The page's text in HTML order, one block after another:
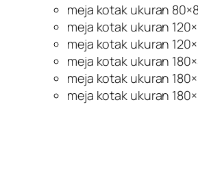
meja kotak ukuran
meja kotak ukuran
meja kotak ukuran
meja kotak ukuran
meja kotak ukuran
meja kotak ukuran